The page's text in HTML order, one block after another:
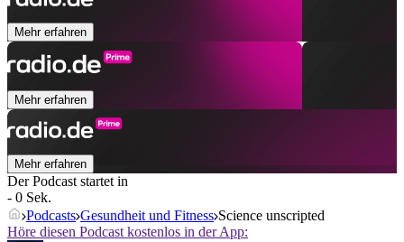
Mehr erfahren
Mehr erfahren
Mehr erfahren
Der Podcast startet in
- 0 Sek.
Podcasts Gesundheit und Fitness Science unscripted
Höre diesen Podcast kostenlos in der App: